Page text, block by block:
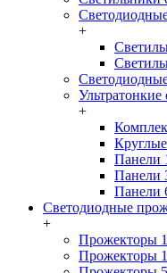
+
+
Панели
Панели
Панели
Светодиодные
+
Прожекторы
Прожекторы